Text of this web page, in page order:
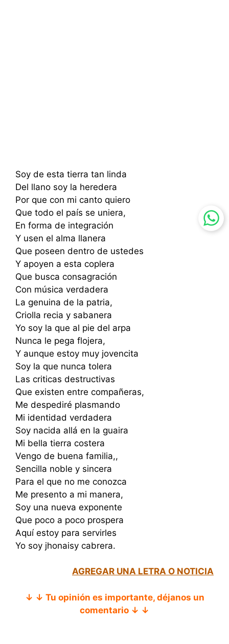
Soy de esta tierra tan linda
Del llano soy la heredera
Por que con mi canto quiero
Que todo el país se uniera,
En forma de integración
Y usen el alma llanera
Que poseen dentro de ustedes
Y apoyen a esta coplera
Que busca consagración
Con música verdadera
La genuina de la patria,
Criolla recia y sabanera
Yo soy la que al pie del arpa
Nunca le pega flojera,
Y aunque estoy muy jovencita
Soy la que nunca tolera
Las criticas destructivas
Que existen entre compañeras,
Me despediré plasmando
Mi identidad verdadera
Soy nacida allá en la guaira
Mi bella tierra costera
Vengo de buena familia,,
Sencilla noble y sincera
Para el que no me conozca
Me presento a mi manera,
Soy una nueva exponente
Que poco a poco prospera
Aquí estoy para servirles
Yo soy jhonaisy cabrera.
AGREGAR UNA LETRA O NOTICIA
↓ ↓ Tu opinión es importante, déjanos un
comentario ↓ ↓